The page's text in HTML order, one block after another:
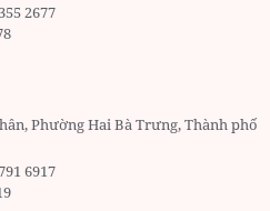
2677
Phường Hai Bà Trưng, Thành phố
6917